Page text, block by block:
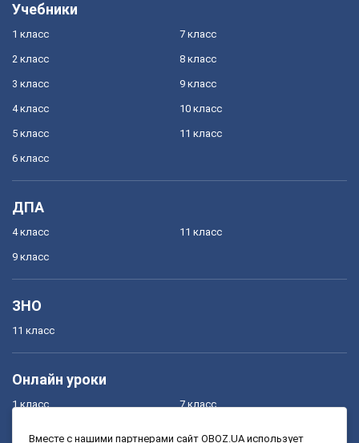
Учебники
1 класс
2 класс
3 класс
4 класс
5 класс
6 класс
7 класс
8 класс
9 класс
10 класс
11 класс
ДПА
4 класс
9 класс
11 класс
ЗНО
11 класс
Онлайн уроки
1 класс 7 класс
Вместе с нашими партнерами сайт OBOZ.UA использует